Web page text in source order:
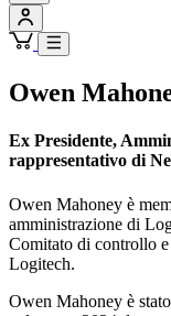
Owen
Ex Presidente,
rappresentativo di
Owen Mahoney è
amministrazione di
Comitato di controllo
Logitech.
Owen Mahoney è